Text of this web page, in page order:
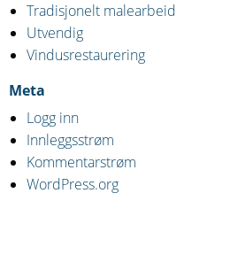
Tradisjonelt malearbeid
Utvendig
Vindusrestaurering
Meta
Logg inn
Innleggsstrøm
Kommentarstrøm
WordPress.org